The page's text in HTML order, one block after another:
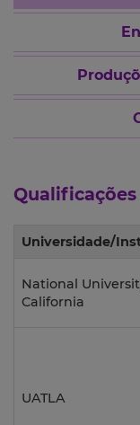
Universidade/
National
California
UATLA